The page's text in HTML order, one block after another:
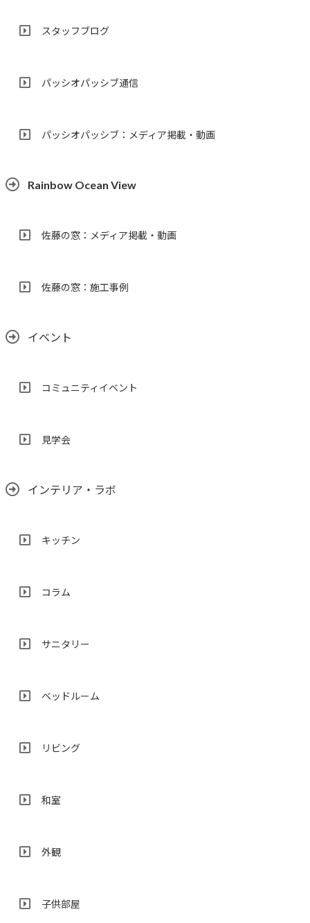
スタッフブログ
パッシオパッシブ通信
パッシオパッシブ：メディア掲載・動画
Rainbow Ocean View
佐藤の窓：メディア掲載・動画
佐藤の窓：施工事例
イベント
コミュニティイベント
見学会
インテリア・ラボ
キッチン
コラム
サニタリー
ベッドルーム
リビング
和室
外観
子供部屋